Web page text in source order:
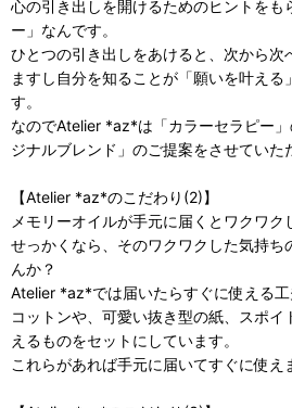
心の引き出しを開けるためのヒントをも
ー」なんです。
ひとつの引き出しをあけると、次から次
ますし自分を知ることが「願いを叶える
す。
なのでAtelier *az*は「カラーセラピー
ジナルブレンド」のご提案をさせていた
【Atelier *az*のこだわり(2)】
メモリーオイルが手元に届くとワクワク
せっかくなら、そのワクワクした気持ち
んか？
Atelier *az*では届いたらすぐに使える工
コットンや、可愛い抜き型の紙、スポイ
えるものをセットにしています。
これらがあれば手元に届いてすぐに使え